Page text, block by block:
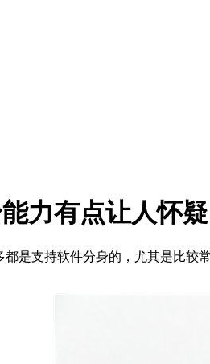
力有点让人怀疑
支持软件分身的，尤其是比较